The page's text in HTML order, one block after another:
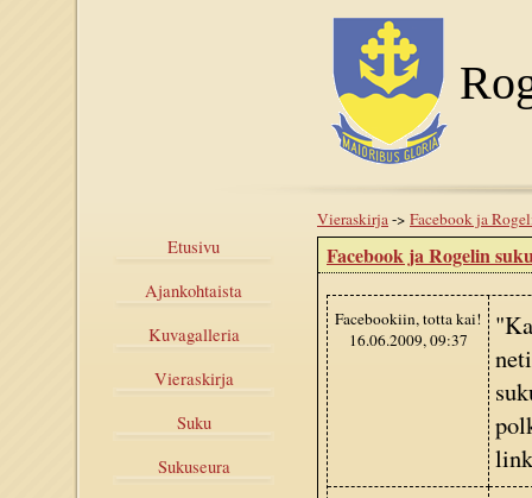
Etusivu
Ajankohtaista
Kuvagalleria
Vieraskirja
Suku
Sukuseura
Vieraskirja-> Facebook ja
Facebook ja Rogelin
Facebookiin, totta kai!
16.06.2009, 09:37